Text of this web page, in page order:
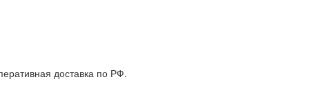
доставка по РФ.